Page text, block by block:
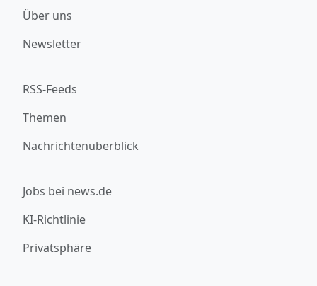
Über uns
Newsletter
RSS-Feeds
Themen
Nachrichtenüberblick
Jobs bei news.de
KI-Richtlinie
Privatsphäre